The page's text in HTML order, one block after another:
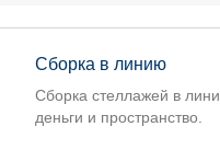
Сборка в линию
Сборка стеллажей в
деньги и пространство.